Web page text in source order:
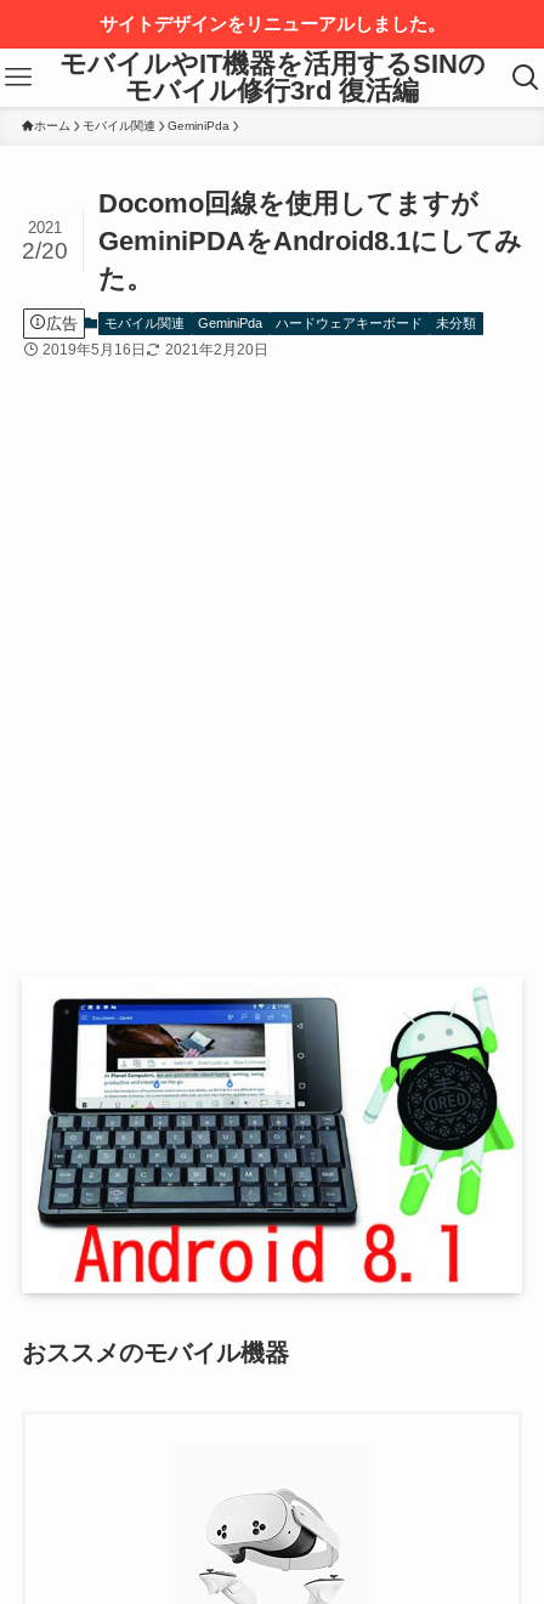
サイトデザインをリニューアルしました。
モバイルやIT機器を活用するSINの
モバイル修行3rd 復活編
ホーム モバイル関連 GeminiPda
Docomo回線を使用してますが
GeminiPDAをAndroid8.1にしてみ
た。
2021
2/20
広告 モバイル関連 GeminiPda ハードウェアキーボード 未分類
2019年5月16日 2021年2月20日
おススメのモバイル機器